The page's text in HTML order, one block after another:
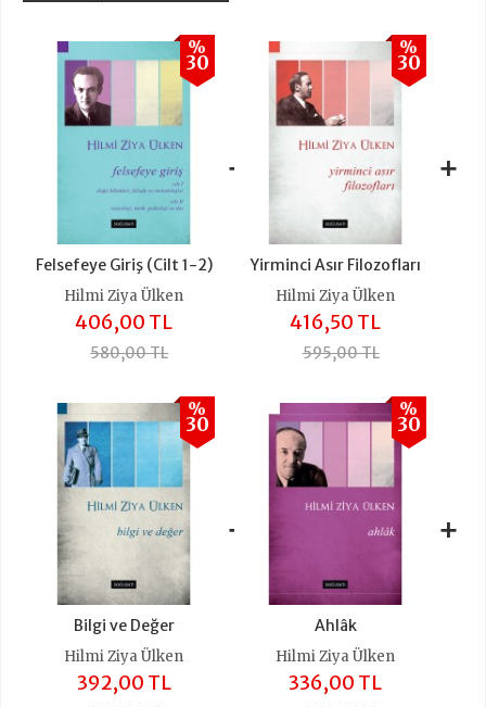
Felsefeye Giriş (Cilt 1-2)
%
30
Hilmi Ziya Ülken
406,00 TL
580,00 TL
+
Yirminci Asır Filozofları
%
30
Hilmi Ziya Ülken
416,50 TL
595,00 TL
+
Bilgi ve Değer
%
30
Hilmi Ziya Ülken
392,00 TL
+
Ahlâk
%
30
Hilmi Ziya Ülken
336,00 TL
+